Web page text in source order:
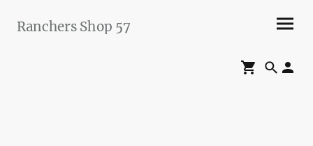
Ranchers Shop 57